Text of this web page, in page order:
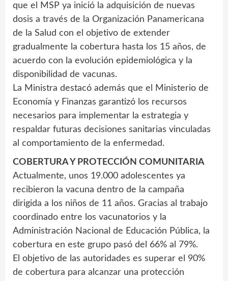
que el MSP ya inició la adquisición de nuevas
dosis a través de la Organización Panamericana
de la Salud con el objetivo de extender
gradualmente la cobertura hasta los 15 años, de
acuerdo con la evolución epidemiológica y la
disponibilidad de vacunas.
La Ministra destacó además que el Ministerio de
Economía y Finanzas garantizó los recursos
necesarios para implementar la estrategia y
respaldar futuras decisiones sanitarias vinculadas
al comportamiento de la enfermedad.
COBERTURA Y PROTECCIÓN COMUNITARIA
Actualmente, unos 19.000 adolescentes ya
recibieron la vacuna dentro de la campaña
dirigida a los niños de 11 años. Gracias al trabajo
coordinado entre los vacunatorios y la
Administración Nacional de Educación Pública, la
cobertura en este grupo pasó del 66% al 79%.
El objetivo de las autoridades es superar el 90%
de cobertura para alcanzar una protección